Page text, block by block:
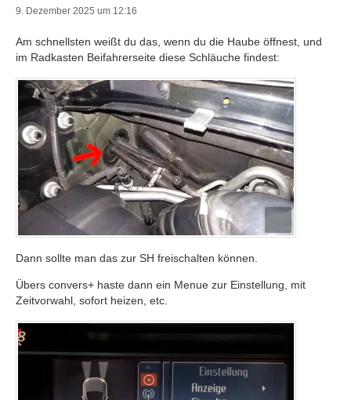
9. Dezember 2025 um 12:16
Am schnellsten weißt du das, wenn du die Haube öffnest, und
im Radkasten Beifahrerseite diese Schläuche findest:
Dann sollte man das zur SH freischalten können.
Übers convers+ haste dann ein Menue zur Einstellung, mit
Zeitvorwahl, sofort heizen, etc.